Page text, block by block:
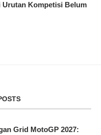
Urutan Kompetisi Belum
Grid MotoGP 2027: